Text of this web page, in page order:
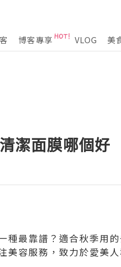
博客專享 VLOG 美
潔面膜哪個好
種最靠譜？適合秋季用
美容服務，致力於愛美